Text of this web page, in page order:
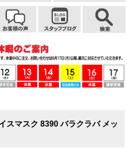
スマスク 8390 バラクラバ メッ